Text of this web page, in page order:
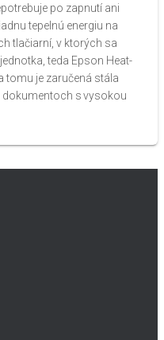
po zapnutí ani
tepelnú energiu na
tlačiarní, v ktorých sa
teda Epson Heat-
tomu je zaručená stála
s vysokou